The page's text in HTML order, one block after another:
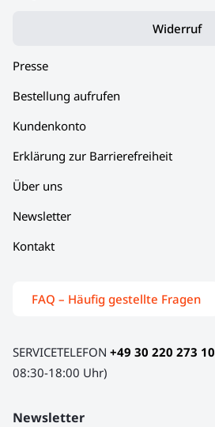
Widerruf
Presse
Bestellung aufrufen
Kundenkonto
Erklärung zur Barrierefreiheit
Über uns
Newsletter
Kontakt
FAQ – Häufig gestellte Fragen
SERVICETELEFON +49 30 220 273 10
08:30-18:00 Uhr)
Newsletter